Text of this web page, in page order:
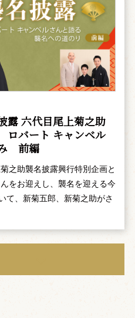
露 六代目尾上菊之助
ロバート キャンベル
前編
之助襲名披露興行特別企画と
をお迎えし、襲名を迎える今
て、新菊五郎、新菊之助がさ